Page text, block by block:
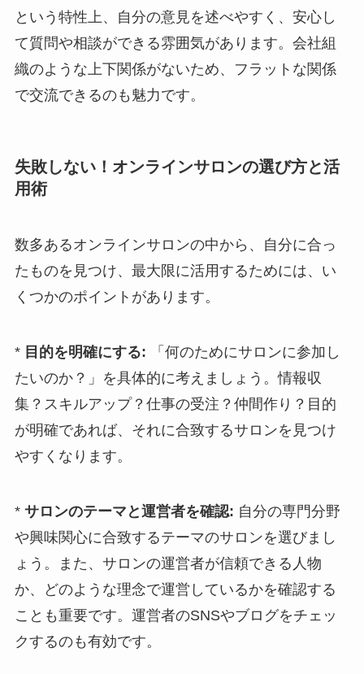
という特性上、自分の意見を述べやすく、安心し
て質問や相談ができる雰囲気があります。会社組
織のような上下関係がないため、フラットな関係
で交流できるのも魅力です。
失敗しない！オンラインサロンの選び方と活
用術
数多あるオンラインサロンの中から、自分に合っ
たものを見つけ、最大限に活用するためには、い
くつかのポイントがあります。
* 目的を明確にする: 「何のためにサロンに参加し
たいのか？」を具体的に考えましょう。情報収
集？スキルアップ？仕事の受注？仲間作り？目的
が明確であれば、それに合致するサロンを見つけ
やすくなります。
* サロンのテーマと運営者を確認: 自分の専門分野
や興味関心に合致するテーマのサロンを選びまし
ょう。また、サロンの運営者が信頼できる人物
か、どのような理念で運営しているかを確認する
ことも重要です。運営者のSNSやブログをチェッ
クするのも有効です。